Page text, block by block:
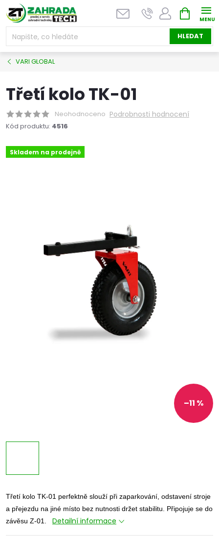
Přejít
na
obsah
HLEDAT
NÁKUPNÍ
KOŠÍK
VARI GLOBAL
Třetí kolo TK-01
Neohodnoceno Podrobnosti hodnocení
Kód produktu: 4516
Skladem na prodejně
–11 %
Třetí kolo TK-01 perfektně slouží při zaparkování, odstavení stroje
a přejezdu na jiné místo bez nutnosti držet stabilitu. Připojuje se do
závěsu Z-01.
Detailní informace